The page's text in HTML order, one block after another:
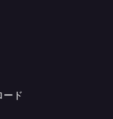
ード